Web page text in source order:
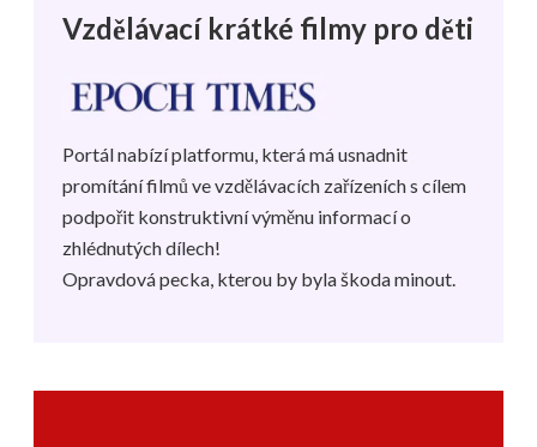
Vzdělávací krátké filmy pro děti
Portál nabízí platformu, která má usnadnit
promítání filmů ve vzdělávacích zařízeních s cílem
podpořit konstruktivní výměnu informací o
zhlédnutých dílech!
Opravdová pecka, kterou by byla škoda minout.